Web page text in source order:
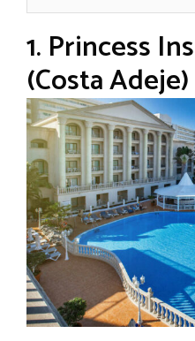
1. Princess
(Costa Adeje)